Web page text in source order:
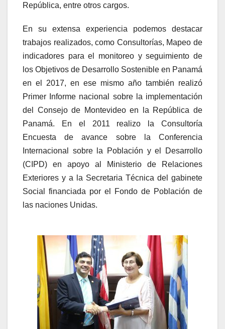
República, entre otros cargos.
En su extensa experiencia podemos destacar
trabajos realizados, como Consultorías, Mapeo de
indicadores para el monitoreo y seguimiento de
los Objetivos de Desarrollo Sostenible en Panamá
en el 2017, en ese mismo año también realizó
Primer Informe nacional sobre la implementación
del Consejo de Montevideo en la República de
Panamá. En el 2011 realizo la Consultoría
Encuesta de avance sobre la Conferencia
Internacional sobre la Población y el Desarrollo
(CIPD) en apoyo al Ministerio de Relaciones
Exteriores y a la Secretaria Técnica del gabinete
Social financiada por el Fondo de Población de
las naciones Unidas.